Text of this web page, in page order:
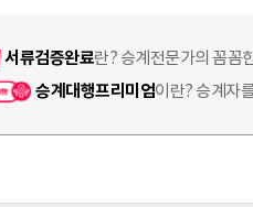
서류검증완료란? 승계전문가의 꼼꼼
승계대행프리미엄이란? 승계자